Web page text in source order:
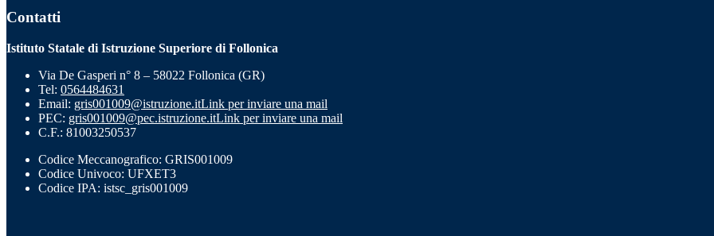
Contatti
Istituto Statale di Istruzione Superiore di Follonica
Via De Gasperi n° 8 – 58022 Follonica (GR)
Tel: 0564484631
Email: gris001009@istruzione.itLink per inviare una mail
PEC: gris001009@pec.istruzione.itLink per inviare una mail
C.F.: 81003250537
Codice Meccanografico: GRIS001009
Codice Univoco: UFXET3
Codice IPA: istsc_gris001009